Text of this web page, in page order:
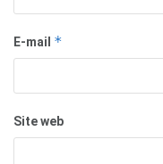
E-mail *
Site web